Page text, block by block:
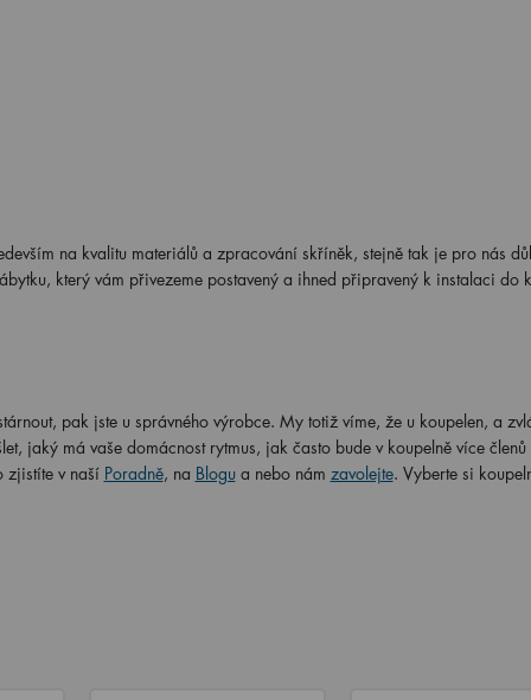
na kvalitu materiálů a zpracování skříněk, stejně tak je pro nás
který vám přivezeme postavený a ihned připravený k instalaci do
pak jste u správného výrobce. My totiž víme, že u koupelen, a
jaký má vaše domácnost rytmus, jak často bude v koupelně více
v naší Poradně, na Blogu a nebo nám zavolejte. Vyberte si